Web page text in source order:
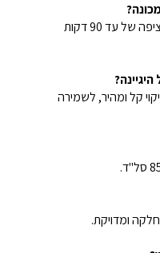
סוללת הליתיום מאפשרת עבודה רציפה של עד 90 דקות
קל ומהיר, לשמירה
ומדויקת.